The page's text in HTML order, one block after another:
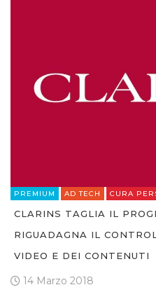
PREMIUM AD TECH CURA
CLARINS TAGLIA IL
RIGUADAGNA IL
VIDEO E DEI CONTENUTI
14 Marzo 2018